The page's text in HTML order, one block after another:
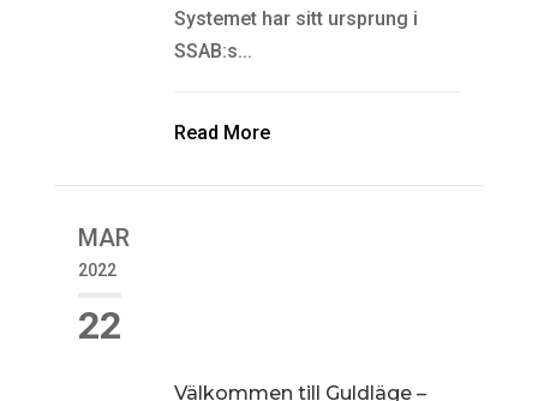
Systemet har sitt ursprung i
SSAB:s...
Read More
MAR
2022
22
Välkommen till Guldläge –